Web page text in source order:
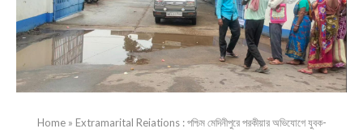
Home» Extramarital Reiations : পশ্চিম মেদিনীপুরে পরকীয়ার অভিযোগে যুবক-